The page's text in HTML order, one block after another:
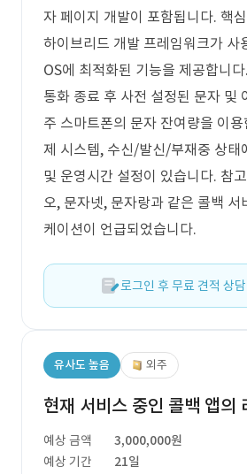
자 페이지 개발이 포함됩니다. 핵
하이브리드 개발 프레임워크가
OS에 최적화된 기능을 제공합니
통화 종료 후 사전 설정된 문자 및
주 스마트폰의 문자 잔여량을 이
제 시스템, 수신/발신/부재중 상태
및 운영시간 설정이 있습니다. 참
오, 문자넷, 문자랑과 같은 콜백 서
케이션이 언급되었습니다.
로그인 후 무료 견적 상
유사도 높음 외주
현재 서비스 중인 콜백 앱의
예상 금액
3,000,000원
예상 기간
21일